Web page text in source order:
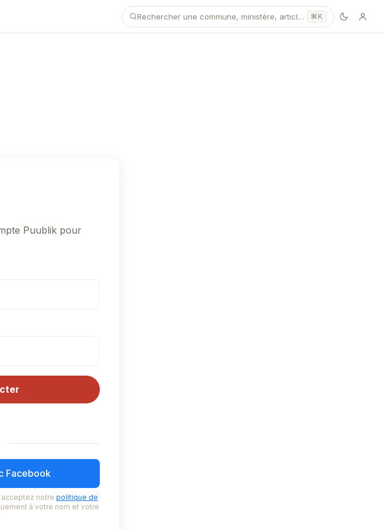
Rechercher une commune, ministère, article… ⌘K
Puublik pour
Facebook
acceptez notre politique de
à votre nom et votre